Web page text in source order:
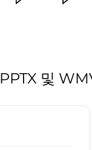
PPTX 및